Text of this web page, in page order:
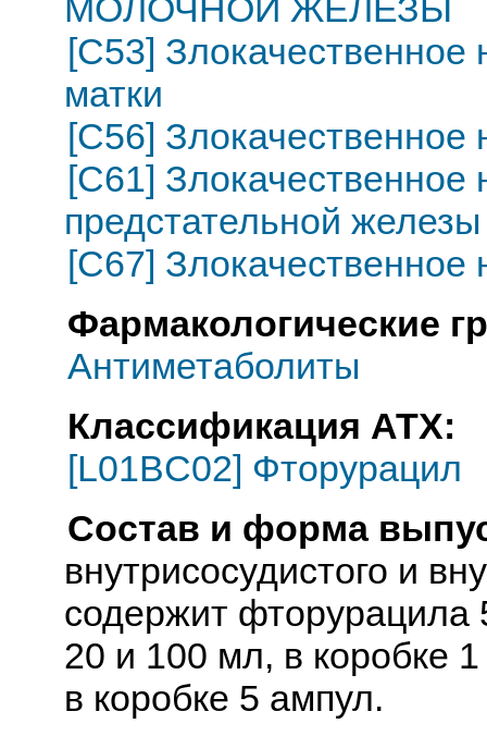
МОЛОЧНОЙ ЖЕЛЕЗЫ
[C53]
матки
[C56] Злокачественное
[C61] Злокачественное
предстательной железы
[C67] Злокачественное
Фармакологические
Антиметаболиты
Классификация АТХ:
[L01BC02] Фторурацил
Состав и форма
внутрисосудистого и
содержит фторурацила
20 и 100 мл, в коробке
в коробке 5 ампул.